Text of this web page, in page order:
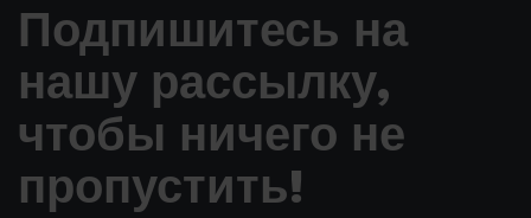
Подпишитесь на
нашу рассылку,
чтобы ничего не
пропустить!